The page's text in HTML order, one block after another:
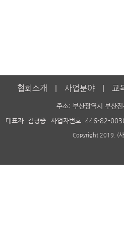
협회소개 사업분야 교
주소: 부산광역시 부산
대표자: 김형중
사업자번호: 446-82-
Copyright 2019. (사